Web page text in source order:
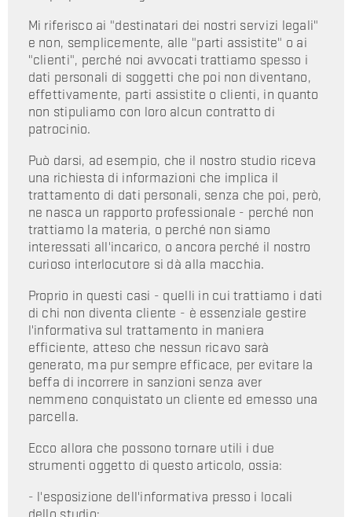
Mi riferisco ai "destinatari dei nostri servizi legali"
e non, semplicemente, alle "parti assistite" o ai
"clienti", perché noi avvocati trattiamo spesso i
dati personali di soggetti che poi non diventano,
effettivamente, parti assistite o clienti, in quanto
non stipuliamo con loro alcun contratto di
patrocinio.
Può darsi, ad esempio, che il nostro studio riceva
una richiesta di informazioni che implica il
trattamento di dati personali, senza che poi, però,
ne nasca un rapporto professionale - perché non
trattiamo la materia, o perché non siamo
interessati all'incarico, o ancora perché il nostro
curioso interlocutore si dà alla macchia.
Proprio in questi casi - quelli in cui trattiamo i dati
di chi non diventa cliente - è essenziale gestire
l'informativa sul trattamento in maniera
efficiente, atteso che nessun ricavo sarà
generato, ma pur sempre efficace, per evitare la
beffa di incorrere in sanzioni senza aver
nemmeno conquistato un cliente ed emesso una
parcella.
Ecco allora che possono tornare utili i due
strumenti oggetto di questo articolo, ossia:
- l'esposizione dell'informativa presso i locali